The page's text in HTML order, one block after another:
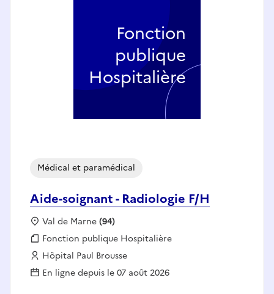
Aide-soignant - Radiologie F/H
Médical et paramédical
Localisation :
Val de Marne(94)
Fonction publique :
Fonction publique Hospitalière
Employeur :
Hôpital Paul Brousse
En ligne depuis le 07 août 2026
Fonction
publique
Hospitalière